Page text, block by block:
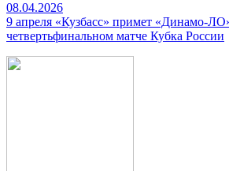
08.04.2026
9 апреля «Кузбасс» примет «Динамо-
четвертьфинальном матче Кубка России